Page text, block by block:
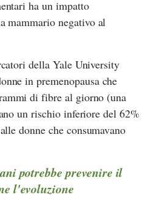
ha un impatto
mammario negativo al
della Yale University
in premenopausa che
di fibre al giorno (una
un rischio inferiore del 62%
donne che consumavano
potrebbe prevenire il
l'evoluzione